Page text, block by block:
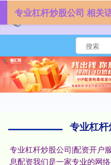
专业杠
专业杠杆炒股公司|配资开户
息配资我们是一家专业的网
专业杠杆炒股公司 相关